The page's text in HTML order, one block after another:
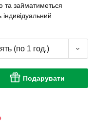
та займатиметься
(по 1 год.)
Подарувати